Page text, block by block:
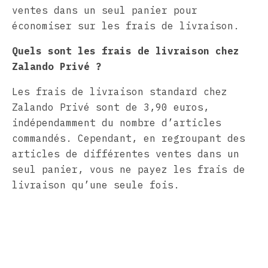
ventes dans un seul panier pour
économiser sur les frais de livraison.
Quels sont les frais de livraison chez
Zalando Privé ?
Les frais de livraison standard chez
Zalando Privé sont de 3,90 euros,
indépendamment du nombre d’articles
commandés. Cependant, en regroupant des
articles de différentes ventes dans un
seul panier, vous ne payez les frais de
livraison qu’une seule fois.